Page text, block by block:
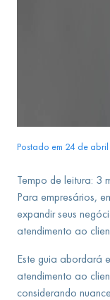
Postado em 24 de
Tempo de leitura: 3
Para empresários,
expandir seus
atendimento ao
Este guia abordará
atendimento ao
considerando